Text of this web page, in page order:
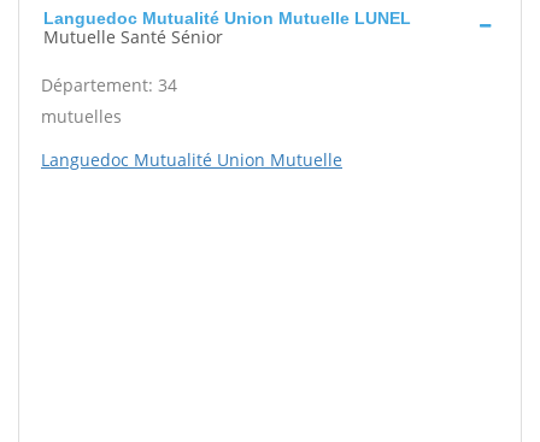
Languedoc Mutualité Union Mutuelle LUNEL
Mutuelle Santé Sénior
Département: 34
mutuelles
Languedoc Mutualité Union Mutuelle